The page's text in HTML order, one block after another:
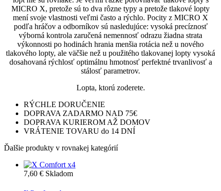
MICRO X, pretože sú to dva rôzne typy a pretože tlakové lopty
mení svoje vlastnosti veľmi často a rýchlo. Pocity z MICRO X
podľa hráčov a odborníkov sú nasledujúce: vysoká precíznosť
výborná kontrola zaručená nemennosť odrazu žiadna strata
výkonnosti po hodinách hrania menšia rotácia než u nového
tlakového lopty, ale väčšie než u použitého tlakovanej lopty vysoká
dosahovaná rýchlosť optimálnu hmotnosť perfektné trvanlivosť a
stálosť parametrov.
Lopta, ktorú zoderete.
RÝCHLE DORUČENIE
DOPRAVA ZADARMO NAD 75€
DOPRAVA KURIEROM AŽ DOMOV
VRÁTENIE TOVARU do 14 DNÍ
Ďalšie produkty v rovnakej kategórií
7,60 € Skladom